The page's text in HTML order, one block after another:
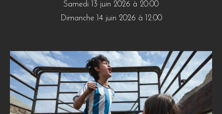
Samedi 13 juin 2026 à 20:00
Dimanche 14 juin 2026 à 12:00